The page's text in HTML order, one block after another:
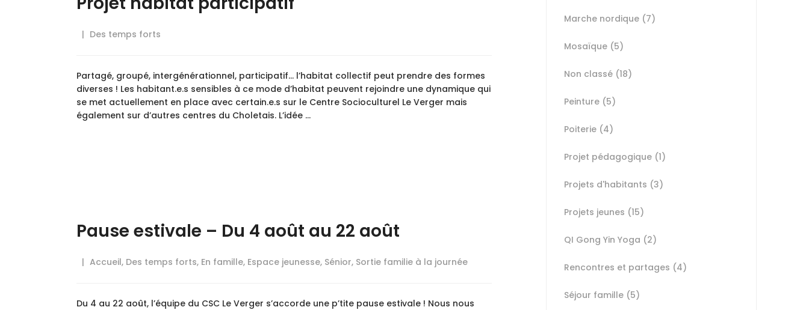
Des temps forts
Partagé, groupé, intergénérationnel, participatif… l’habitat collectif peut prendre des formes
diverses ! Les habitant.e.s sensibles à ce mode d’habitat peuvent rejoindre une dynamique qui
se met actuellement en place avec certain.e.s sur le Centre Socioculturel Le Verger mais
également sur d’autres centres du Choletais. L’idée …
Pause estivale – Du 4 août au 22 août
Accueil, Des temps forts, En famille, Espace jeunesse, Sénior, Sortie familie à la journée
Du 4 au 22 août, l’équipe du CSC Le Verger s’accorde une p’tite pause estivale ! Nous nous
Marche nordique (7)
Mosaïque (5)
Non classé (18)
Peinture (5)
Poiterie (4)
Projet pédagogique (1)
Projets d'habitants (3)
Projets jeunes (15)
QI Gong Yin Yoga (2)
Rencontres et partages (4)
Séjour famille (5)